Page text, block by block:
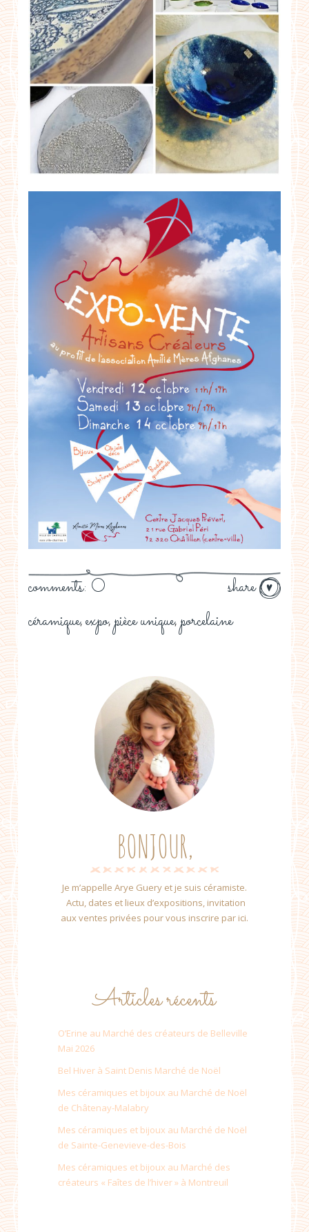
share
comments: 0
céramique, expo, pièce unique, porcelaine
BONJOUR,
Je m’appelle Arye Guery et je suis céramiste.
Actu, dates et lieux d’expositions, invitation
aux ventes privées pour vous inscrire par ici.
Articles récents
O’Erine au Marché des créateurs de Belleville
Mai 2026
Bel Hiver à Saint Denis Marché de Noël
Mes céramiques et bijoux au Marché de Noël
de Châtenay-Malabry
Mes céramiques et bijoux au Marché de Noël
de Sainte-Genevieve-des-Bois
Mes céramiques et bijoux au Marché des
créateurs « Faîtes de l’hiver » à Montreuil